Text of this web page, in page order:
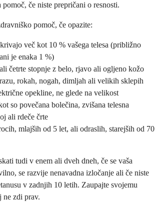
če niste prepričani o resnosti.
pomoč, če opazite:
več kot 10 % vašega telesa (približno
je enaka 1 %)
četrte stopnje z belo, rjavo ali ogljeno kožo
rokah, nogah, dimljah ali velikih sklepih
opekline, ne glede na velikost
so povečana bolečina, zvišana telesna
ali rdeče črte
mlajših od 5 let, ali odraslih, starejših od 70
tudi v enem ali dveh dneh, če se vaša
se razvije nenavadna izločanje ali če niste
v zadnjih 10 letih. Zaupajte svojemu
ne zdi prav.